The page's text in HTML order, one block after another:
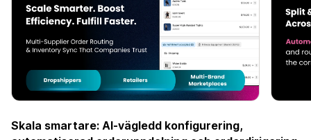
Skala smartare: AI-vägledd konfigurering,